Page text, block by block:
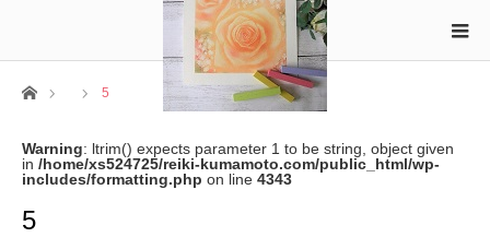
ホーム 5
Warning: ltrim() expects parameter 1 to be string, object given
in /home/xs524725/reiki-kumamoto.com/public_html/wp-
includes/formatting.php on line 4343
5